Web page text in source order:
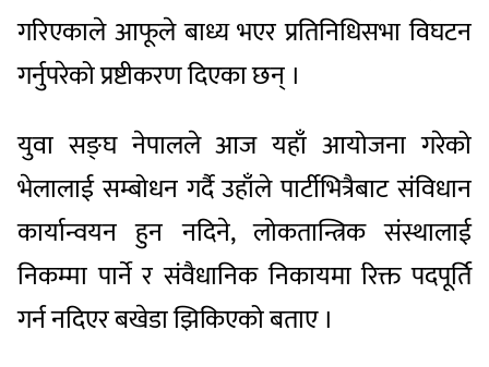
गरिएकाले आफूले बाध्य भएर प्रतिनिधिसभा विघटन
गर्नुपरेको प्रष्टीकरण दिएका छन् ।
युवा सङ्घ नेपालले आज यहाँ आयोजना गरेको
भेलालाई सम्बोधन गर्दै उहाँले पार्टीभित्रैबाट संविधान
कार्यान्वयन हुन नदिने, लोकतान्त्रिक संस्थालाई
निकम्मा पार्ने र संवैधानिक निकायमा रिक्त पदपूर्ति
गर्न नदिएर बखेडा झिकिएको बताए ।